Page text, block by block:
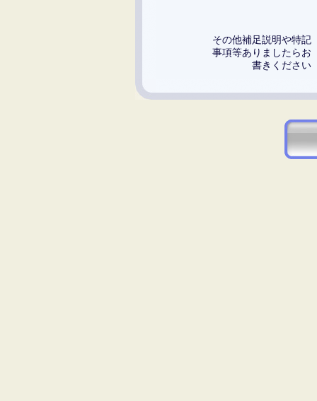
その他補足説明や特
事項等ありましたら
書きくださ